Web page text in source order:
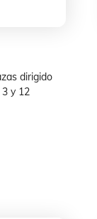
dirigido
y 12